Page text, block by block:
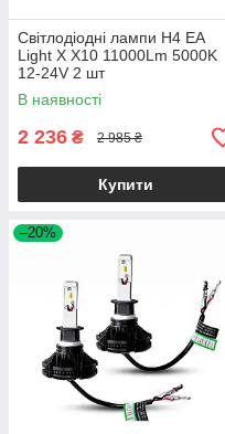
Світлодіодні лампи H4 EA
Light X X10 11000Lm 5000K
12-24V 2 шт
В наявності
2 236 ₴ 2 985 ₴
Купити
–20%